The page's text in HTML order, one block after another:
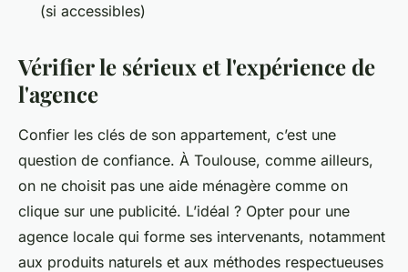
(si accessibles)
Vérifier le sérieux et l'expérience de
l'agence
Confier les clés de son appartement, c’est une
question de confiance. À Toulouse, comme ailleurs,
on ne choisit pas une aide ménagère comme on
clique sur une publicité. L’idéal ? Opter pour une
agence locale qui forme ses intervenants, notamment
aux produits naturels et aux méthodes respectueuses